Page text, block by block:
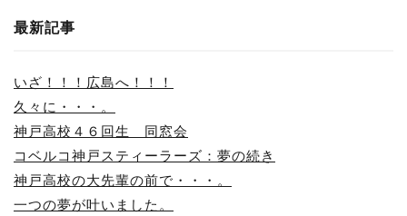
最新記事
いざ！！！広島へ！！！
久々に・・・。
神戸高校４６回生 同窓会
コベルコ神戸スティーラーズ：夢の続き
神戸高校の大先輩の前で・・・。
一つの夢が叶いました。